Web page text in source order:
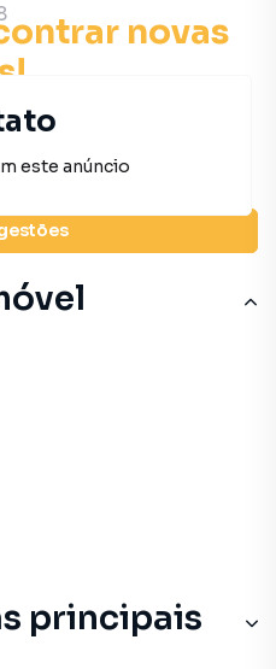
novas
mas você pode
ou deixar seu contato para
principais
este anúncio